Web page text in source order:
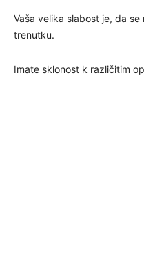
Vaša velika slabost je, da
trenutku.
Imate sklonost k različitim